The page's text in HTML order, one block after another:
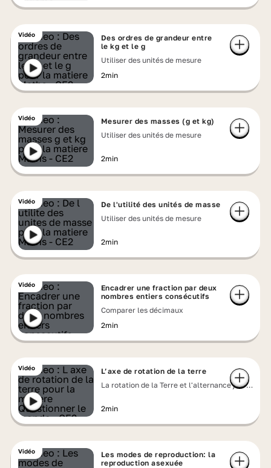
Vidéo
Des ordres de grandeur entre
le kg et le g
Utiliser des unités de mesure
2min
Vidéo
Mesurer des masses (g et kg)
Utiliser des unités de mesure
2min
Vidéo
De l'utilité des unités de masse
Utiliser des unités de mesure
2min
Vidéo
Encadrer une fraction par deux
nombres entiers consécutifs
Comparer les décimaux
2min
Vidéo
L’axe de rotation de la terre
La rotation de la Terre et l'alternance jour
2min
Vidéo
Les modes de reproduction: la
reproduction asexuée